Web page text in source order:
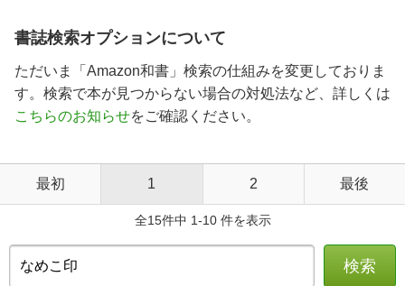
書誌検索オプションについて
ただいま「Amazon和書」検索の仕組みを変更しておりま
す。検索で本が見つからない場合の対処法など、詳しくは
こちらのお知らせをご確認ください。
最初 1 2 最後
全15件中 1-10 件を表示
検索